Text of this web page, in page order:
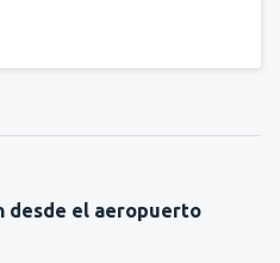
desde el aeropuerto